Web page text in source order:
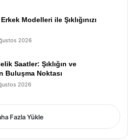
Modelleri ile Şıklığınızı
2026
Saatler: Şıklığın ve
Buluşma Noktası
2026
Fazla Yükle